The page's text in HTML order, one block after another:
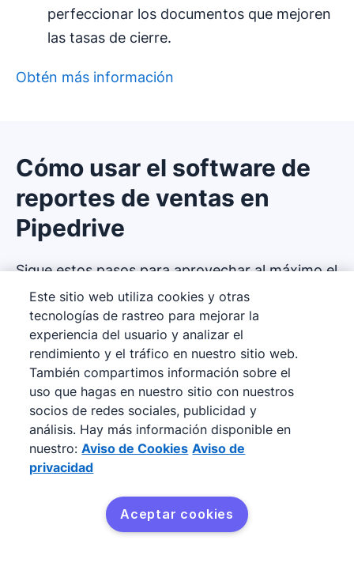
perfeccionar los documentos que mejoren
las tasas de cierre.
Obtén más información
Cómo usar el software de
reportes de ventas en
Pipedrive
Sigue estos pasos para aprovechar al máximo el
software de reportes de ventas de Pipedrive:
Pruébalo gratis
Este sitio web utiliza cookies y otras
tecnologías de rastreo para mejorar la
experiencia del usuario y analizar el
rendimiento y el tráfico en nuestro sitio web.
También compartimos información sobre el
uso que hagas en nuestro sitio con nuestros
socios de redes sociales, publicidad y
análisis. Hay más información disponible en
nuestro: Aviso de Cookies Aviso de
privacidad
Aceptar cookies